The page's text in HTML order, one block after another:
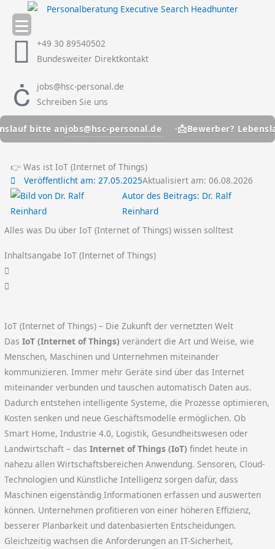
Inhalt
springen +49 30 89540502
Bundesweiter Direktkontakt
jobs@hsc-personal.de
Schreiben Sie uns
bitte anjobs@hsc-personal.de 📩 Bewerber? Lebenslauf
👉 Was ist IoT (Internet of Things)
Veröffentlicht am:27.05.2025Aktualisiert am: 06.08.2026
Autor des Beitrags: Dr. Ralf
Reinhard
Alles was Du über IoT (Internet of Things) wissen solltest
Inhaltsangabe IoT (Internet of Things)
IoT (Internet of Things) – Die Zukunft der vernetzten Welt
DasIoT (Internet of Things) verändert die Art und Weise, wie
Menschen, Maschinen und Unternehmen miteinander
kommunizieren. Immer mehr Geräte sind über das Internet
miteinander verbunden und tauschen automatisch Daten aus.
Dadurch entstehen intelligente Systeme, die Prozesse optimieren,
Kosten senken und neue Geschäftsmodelle ermöglichen. Ob
Smart Home, Industrie 4.0, Logistik, Gesundheitswesen oder
Landwirtschaft – dasInternet of Things (IoT) findet heute in
nahezu allen Wirtschaftsbereichen Anwendung. Sensoren, Cloud-
Technologien und Künstliche Intelligenz sorgen dafür, dass
Maschinen eigenständig Informationen erfassen und auswerten
können. Unternehmen profitieren von einer höheren Effizienz,
besserer Planbarkeit und datenbasierten Entscheidungen.
Gleichzeitig wachsen die Anforderungen an IT-Sicherheit,